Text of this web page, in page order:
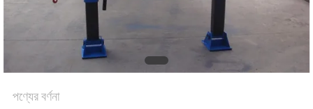
পণ্যের বর্ণনা